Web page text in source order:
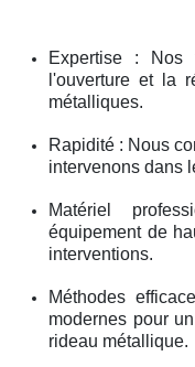
Expertise : Nos
l'ouverture et la
métalliques.
Rapidité : Nous
intervenons dans
Matériel
équipement de
interventions.
Méthodes
modernes pour
rideau métallique.